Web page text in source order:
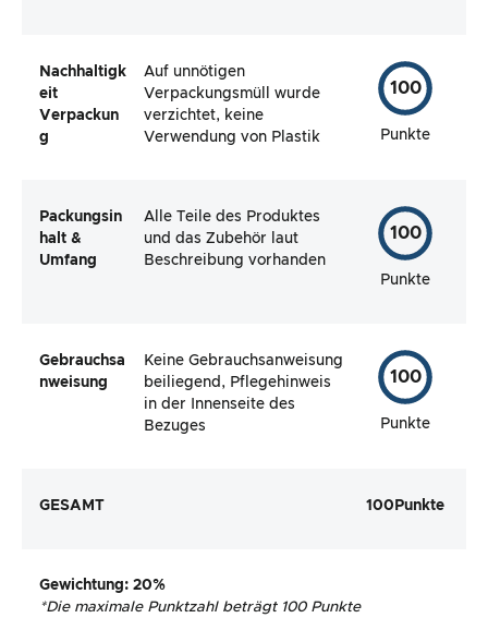
Nachhaltigk
eit
Verpackun
g
Auf unnötigen
Verpackungsmüll wurde
verzichtet, keine
Verwendung von Plastik
100
Punkte
Packungsin
halt &
Umfang
Alle Teile des Produktes
und das Zubehör laut
Beschreibung vorhanden
100
Punkte
Gebrauchsa
nweisung
Keine Gebrauchsanweisung
beiliegend, Pflegehinweis
in der Innenseite des
Bezuges
100
Punkte
GESAMT 100 Punkte
Gewichtung: 20%
*Die maximale Punktzahl beträgt 100 Punkte